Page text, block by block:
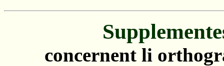
concernent li